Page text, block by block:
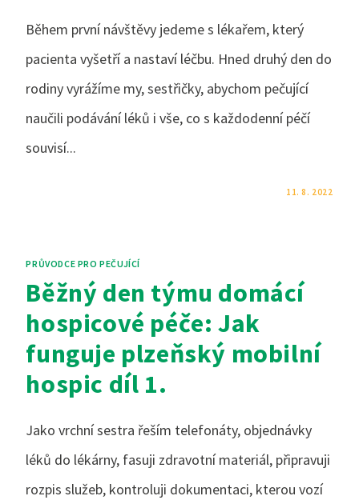
Během první návštěvy jedeme s lékařem, který
pacienta vyšetří a nastaví léčbu. Hned druhý den do
rodiny vyrážíme my, sestřičky, abychom pečující
naučili podávání léků i vše, co s každodenní péčí
souvisí...
11. 8. 2022
PRŮVODCE PRO PEČUJÍCÍ
Běžný den týmu domácí
hospicové péče: Jak
funguje plzeňský mobilní
hospic díl 1.
Jako vrchní sestra řeším telefonáty, objednávky
léků do lékárny, fasuji zdravotní materiál, připravuji
rozpis služeb, kontroluji dokumentaci, kterou vozí